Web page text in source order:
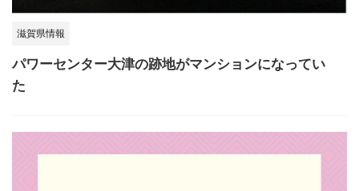
滋賀県情報
パワーセンター大津の跡地がマンションになってい
た